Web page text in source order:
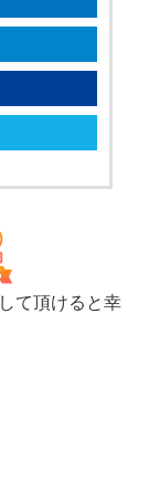
て頂けると幸